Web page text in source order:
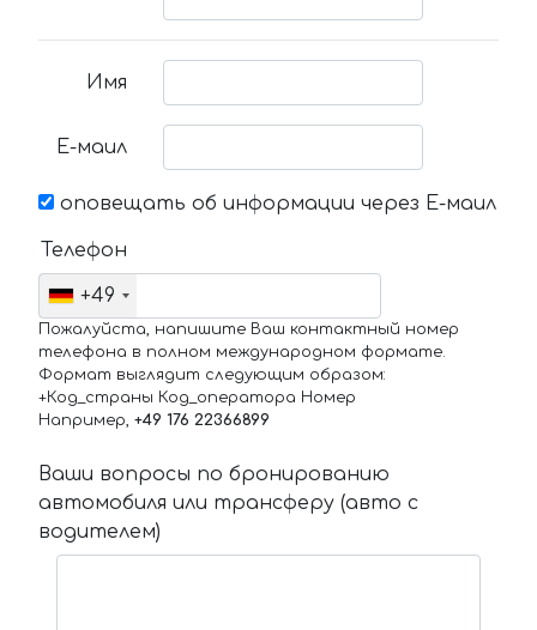
Имя
Е-маил
оповещать об информации через Е-маил
Телефон
+49
Пожалуйста, напишите Ваш контактный номер
телефона в полном международном формате.
Формат выглядит следующим образом:
+Код_страны Код_оператора Номер
Например, +49 176 22366899
Ваши вопросы по бронированию
автомобиля или трансферу (авто с
водителем)